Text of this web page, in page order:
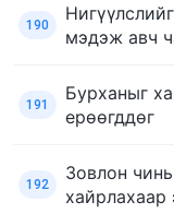
190
мэдэж авч
191
Бурханыг
ерөөгддөг
192
Зовлон
хайрлахаар